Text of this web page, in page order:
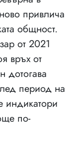
привлича
общност.
от 2021
връх от
период на
индикатори
по-